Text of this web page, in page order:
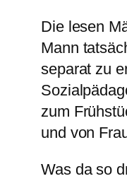
Die lesen
Mann
separat zu
zum
und von
Was da so